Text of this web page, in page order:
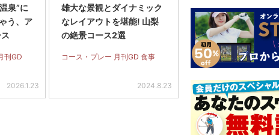
泉”に
う、ア
刊GD
2026.1.23
雄大な景観とダイナミック
なレイアウトを堪能! 山梨
の絶景コース2選
コース・プレー 月刊GD 食事
2024.8.23